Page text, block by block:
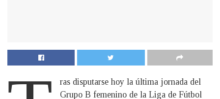
ras disputarse hoy la última jornada del
Grupo B femenino de la Liga de Fútbol